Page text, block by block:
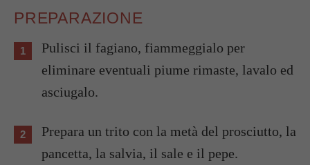
PREPARAZIONE
Pulisci il fagiano, fiammeggialo per
eliminare eventuali piume rimaste, lavalo ed
asciugalo.
Prepara un trito con la metà del prosciutto, la
pancetta, la salvia, il sale e il pepe.